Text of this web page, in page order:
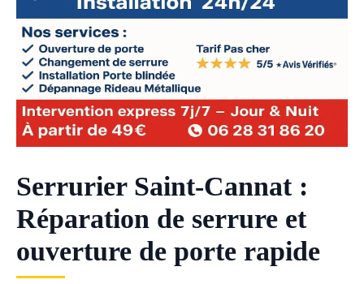
Serrurier Saint-Cannat :
Réparation de serrure et
ouverture de porte rapide